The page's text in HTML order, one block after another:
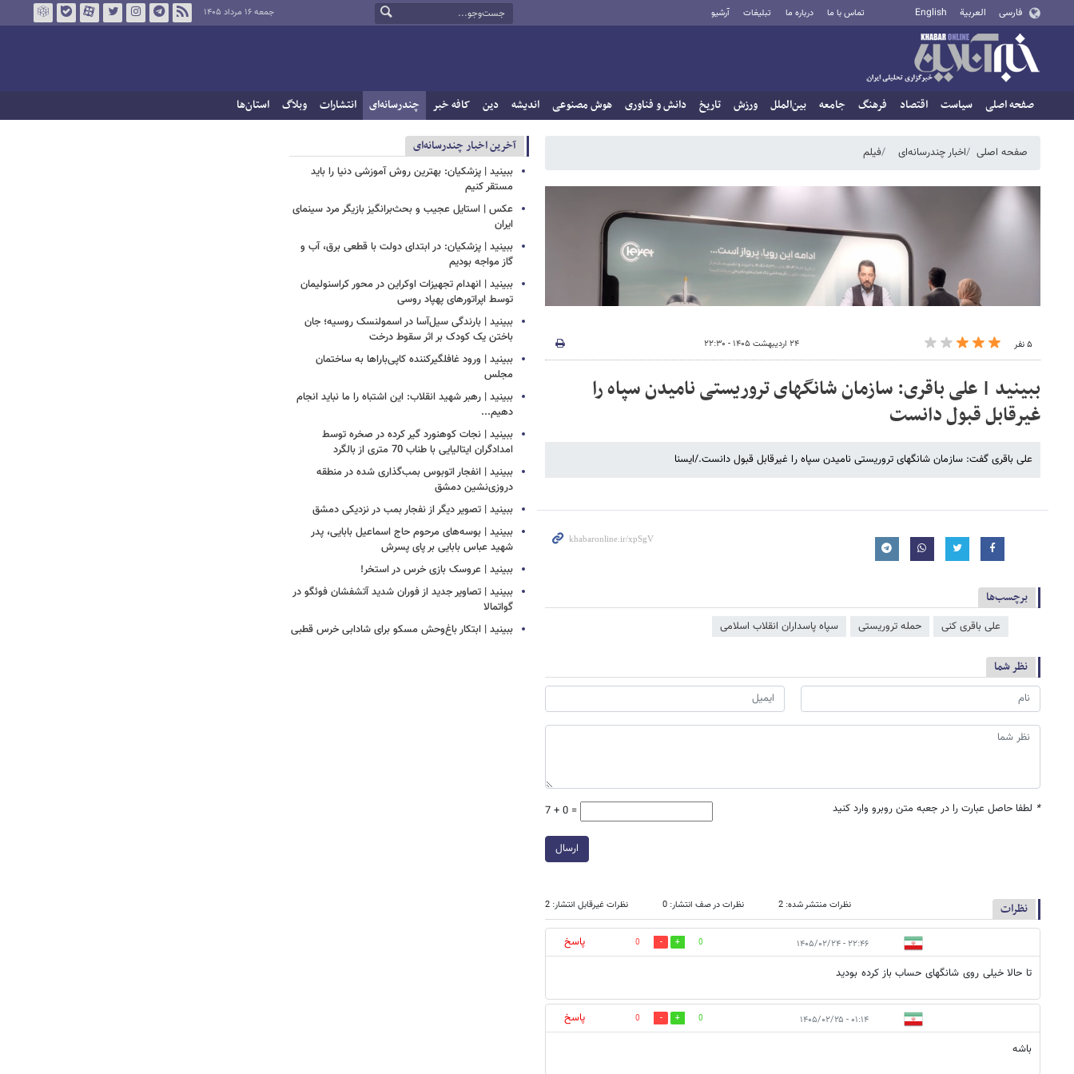
فارسی العربية English تماس با ما درباره ما تبلیغات آرشیو جمعه ۱۶ مرداد ۱۴۰۵
صفحه اصلی سیاست اقتصاد فرهنگ جامعه بین‌الملل ورزش تاریخ دانش و فناوری هوش مصنوعی اندیشه دین کافه خبر چندرسانه‌ای انتشارات وبلاگ استان‌ها
صفحه اصلی اخبار چندرسانه‌ای فیلم
۵ نفر ۲۴ اردیبهشت ۱۴۰۵ - ۲۲:۳۰
ببینید | علی باقری: سازمان شانگهای تروریستی نامیدن سپاه را
غیرقابل قبول دانست
علی باقری گفت: سازمان شانگهای تروریستی نامیدن سپاه را غیرقابل قبول دانست./ایسنا
برچسب‌ها
علی باقری کنی حمله تروریستی سپاه پاسداران انقلاب اسلامی
نظر شما
* لطفا حاصل عبارت را در جعبه متن روبرو وارد کنید 7 + 0 =
ارسال
نظرات نظرات منتشر شده: 2 نظرات در صف انتشار: 0 نظرات غیرقابل انتشار: 2
۲۲:۴۶ - ۱۴۰۵/۰۲/۲۴ 0
0
پاسخ
تا حالا خیلی روی شانگهای حساب باز کرده بودید
۰۱:۱۴ - ۱۴۰۵/۰۲/۲۵ 0
0
پاسخ
باشه
آخرین اخبار چندرسانه‌ای
ببینید | پزشکیان: بهترین روش آموزشی دنیا را باید
مستقر کنیم
عکس | استایل عجیب و بحث‌برانگیز بازیگر مرد سینمای
ایران
ببینید | پزشکیان: در ابتدای دولت با قطعی برق، آب و
گاز مواجه بودیم
ببینید | انهدام تجهیزات اوکراین در محور کراسنولیمان
توسط اپراتورهای پهپاد روسی
ببینید | بارندگی سیل‌آسا در اسمولنسک روسیه؛ جان
باختن یک کودک بر اثر سقوط درخت
ببینید | ورود غافلگیرکننده کاپی‌باراها به ساختمان
مجلس
ببینید | رهبر شهید انقلاب: این اشتباه را ما نباید انجام
دهیم...
ببینید | نجات کوهنورد گیر کرده در صخره توسط
امدادگران ایتالیایی با طناب 70 متری از بالگرد
ببینید | انفجار اتوبوس بمب‌گذاری شده در منطقه
دروزی‌نشین دمشق
ببینید | تصویر دیگر از نفجار بمب در نزدیکی دمشق
ببینید | بوسه‌های مرحوم حاج اسماعیل بابایی، پدر
شهید عباس بابایی بر پای پسرش
ببینید | عروسک بازی خرس در استخر!
ببینید | تصاویر جدید از فوران شدید آتشفشان فوئگو در
گواتمالا
ببینید | ابتکار باغ‌وحش مسکو برای شادابی خرس قطبی